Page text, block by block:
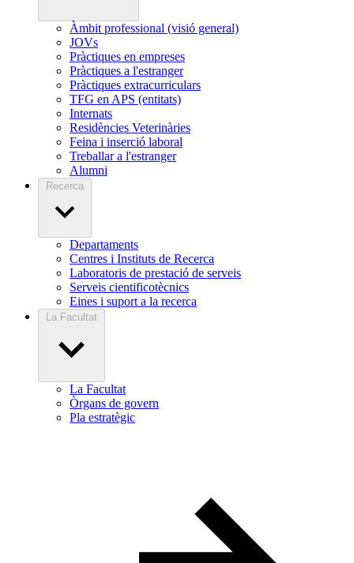
Àmbit professional (visió general)
JOVs
Pràctiques en empreses
Pràctiques a l'estranger
Pràctiques extracurriculars
TFG en APS (entitats)
Internats
Residències Veterinàries
Feina i inserció laboral
Treballar a l'estranger
Alumni
Recerca
Departaments
Centres i Instituts de Recerca
Laboratoris de prestació de serveis
Serveis cientificotècnics
Eines i suport a la recerca
La Facultat
La Facultat
Òrgans de govern
Pla estratègic